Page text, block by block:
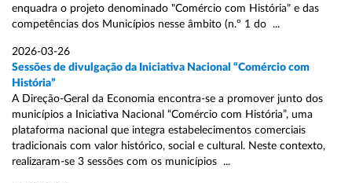
enquadra o projeto denominado "Comércio com História" e das
competências dos Municípios nesse âmbito (n.º 1 do ...
2026-03-26
Sessões de divulgação da Iniciativa Nacional “Comércio com
História”
A Direção-Geral da Economia encontra-se a promover junto dos
municípios a Iniciativa Nacional “Comércio com História”, uma
plataforma nacional que integra estabelecimentos comerciais
tradicionais com valor histórico, social e cultural. Neste contexto,
realizaram-se 3 sessões com os municípios ...